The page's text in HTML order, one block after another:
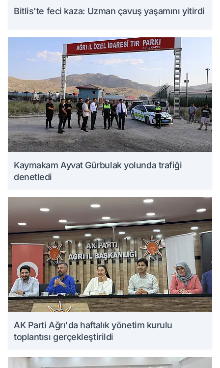
Bitlis'te feci kaza: Uzman çavuş yaşamını yitirdi
Kaymakam Ayvat Gürbulak yolunda trafiği
denetledi
AK Parti Ağrı'da haftalık yönetim kurulu
toplantısı gerçekleştirildi